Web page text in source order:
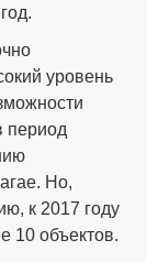
уровень
период
Но,
к 2017 году
10 объектов.